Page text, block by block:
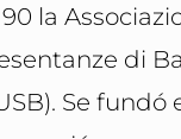
la
di
Se